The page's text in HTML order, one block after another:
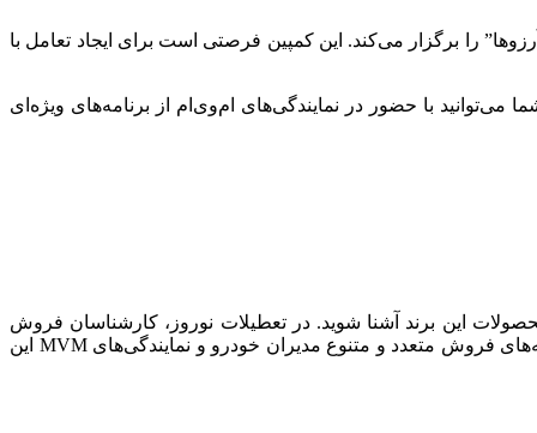
را برگزار می‌کند. این کمپین فرصتی است برای ایجاد تعامل با
با حضور در نمایندگی‌های ام‌وی‌ام از برنامه‌های ویژه‌ای
این برند آشنا شوید. در تعطیلات نوروز، کارشناسان فروش
نمایندگی‌های مجاز ام‌وی‌ام در کشور حاضر هستند تا به طور کامل شما را خودروهای MVM و مشخصات و آپشن‌های آن‌ها آشنا کنند. برنامه‌های فروش متعدد و متنوع مدیران خودرو و نمایندگی‌های MVM این